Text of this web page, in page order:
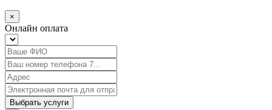
×
Онлайн оплата
Выбрать услуги